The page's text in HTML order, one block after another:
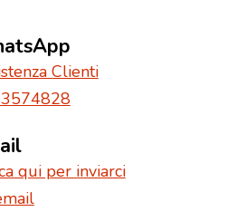
Clienti
qui per inviarci